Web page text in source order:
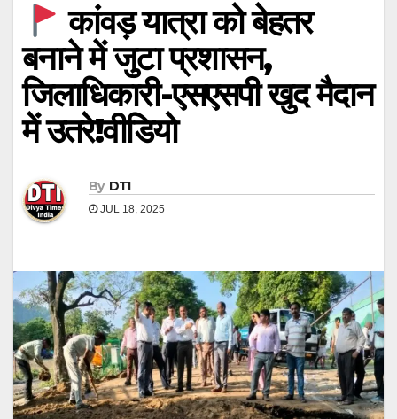
कांवड़ यात्रा को बेहतर
बनाने में जुटा प्रशासन,
जिलाधिकारी-एसएसपी खुद मैदान
में उतरे!वीडियो
By DTI
JUL 18, 2025